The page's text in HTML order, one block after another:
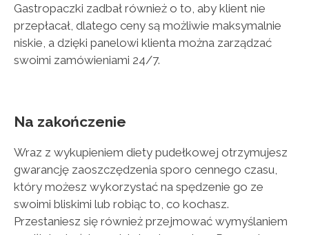
Gastropaczki zadbał również o to, aby klient nie
przepłacał, dlatego ceny są możliwie maksymalnie
niskie, a dzięki panelowi klienta można zarządzać
swoimi zamówieniami 24/7.
Na zakończenie
Wraz z wykupieniem diety pudełkowej otrzymujesz
gwarancję zaoszczędzenia sporo cennego czasu,
który możesz wykorzystać na spędzenie go ze
swoimi bliskimi lub robiąc to, co kochasz.
Przestaniesz się również przejmować wymyślaniem